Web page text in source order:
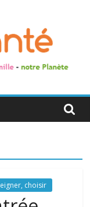
choisir